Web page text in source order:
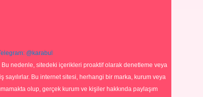
@karabul
Bu nedenle, sitedeki içerikleri proaktif olarak denetleme veya
Bu internet sitesi, herhangi bir marka, kurum veya
olup, gerçek kurum ve kişiler hakkında paylaşım